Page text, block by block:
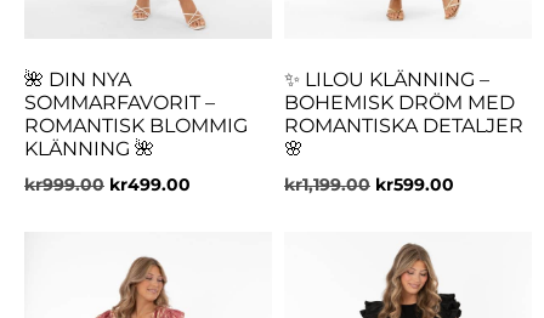
🌺 DIN NYA
SOMMARFAVORIT –
ROMANTISK BLOMMIG
KLÄNNING 🌺
kr999.00 kr499.00
✨ LILOU KLÄNNING –
BOHEMISK DRÖM MED
ROMANTISKA DETALJER
🌸
kr1,199.00 kr599.00